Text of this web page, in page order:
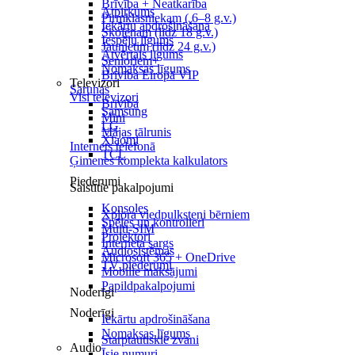
Brīvība + Neatkarība
Pirmklasniekam ( 6–8 g.v.)
Skolēnam (līdz 18 g.v.)
Jaunietim (līdz 24 g.v.)
Senioriem+
Brīvība Eiropā VIP
Sarunas
Brīvība
Mini
Mājas tālrunis
Internets telefonā
Ģimenes komplekta kalkulators
Saistītie pakalpojumi
Xplora viedpulksteņi bērniem
Multi-SIM
Interneta sargs
Microsoft 365 + OneDrive
Mobilie maksājumi
Papildpakalpojumi
Noderīgi
Starptautiskie zvani
Atpirkums
Iekārtu apdrošināšana
Iespēju līgums
Atvērtais līgums
Nomaksas līgums
Televizori
Visi televizori
Samsung
LG
Xiaomi
TCL
Piederumi
Konsoles
Spēles un kontrolieri
Projektori
Audiosistēmas
TV piederumi
Noderīgi
Iekārtu apdrošināšana
Nomaksas līgums
Audio